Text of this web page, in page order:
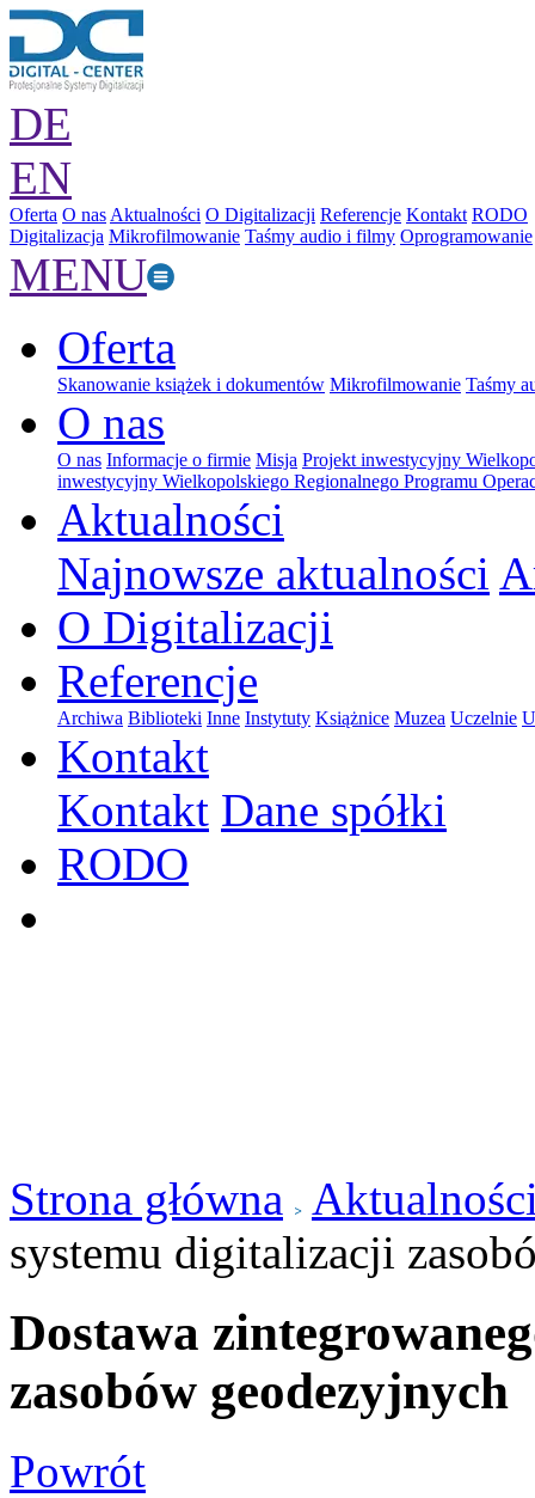
DE
EN
Oferta O nas Aktualności O Digitalizacji Referencje Kontakt RODO
Digitalizacja Mikrofilmowanie Taśmy audio i filmy Oprogramowanie
MENU
Oferta
Skanowanie książek i dokumentów Mikrofilmowanie Taśmy
O nas
O nas Informacje o firmie Misja Projekt inwestycyjny
inwestycyjny Wielkopolskiego Regionalnego Programu
Aktualności
Najnowsze aktualności
O Digitalizacji
Referencje
Archiwa Biblioteki Inne Instytuty Książnice Muzea Uczelnie
Kontakt
Kontakt Dane spółki
RODO
Strona główna
systemu digitalizacji
Dostawa
zasobów geodezyjnych
Powrót